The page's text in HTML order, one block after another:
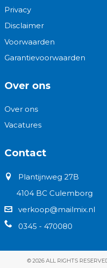
Privacy
Disclaimer
Voorwaarden
Garantievoorwaarden
Over ons
Over ons
Vacatures
Contact
Plantijnweg 27B
4104 BC Culemborg
verkoop@mailmix.nl
0345 - 470080
© 2026 ALL RIGHTS